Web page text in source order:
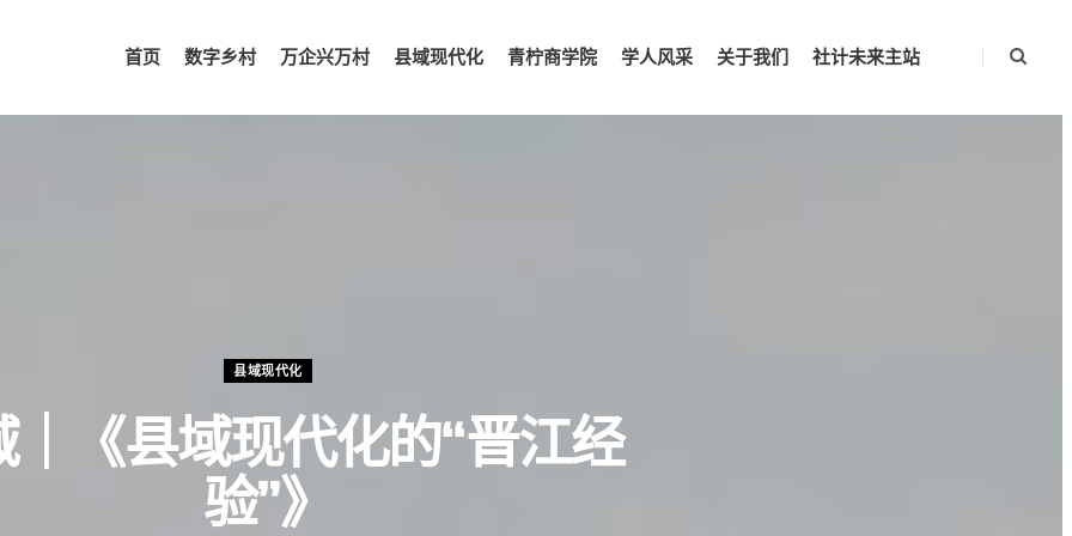
首页 数字乡村 万企兴万村 县域现代化 青柠商学院 学人风采 关于我们 社计未来主站
县域现代化
｜《县域现代化的“晋江经
验”》